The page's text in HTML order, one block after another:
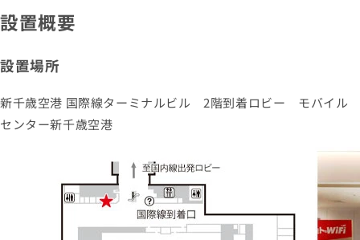
設置概要
設置場所
新千歳空港 国際線ターミナルビル 2階到着ロビー モバイル
センター新千歳空港